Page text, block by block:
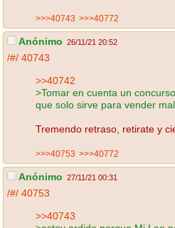
>>>40743 >>>40772
Anónimo 26/11/21 20:52
/#/ 40743
>>40742
>Tomar en cuenta un
que solo sirve para vender
Tremendo retraso, retirate y
>>>40753 >>>40772
Anónimo 27/11/21 00:31
/#/ 40753
>>40743